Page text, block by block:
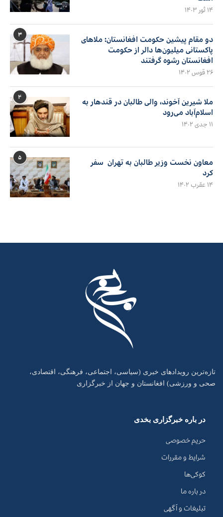
۱۴ ثور ۱۴۰۳
۳
دو مقام پیشین حکومت افغانستان: ملاهای
پاکستانی میلیون‌ها دالر از حکومت
افغانستان رشوه گرفتند
۲۶ قوس ۱۴۰۲
۴
ملا شیرین آخوند، والی طالبان در قندهار به
اسلام‌آباد می‌رود
۱۱ جدی ۱۴۰۲
۵
معاون نخست وزیر طالبان به تهران سفر
کرد
۱۴ عقرب ۱۴۰۲
تازه‌ترین رویدادهای خبری (سیاسی، اجتماعی، فرهنگی، اقتصادی،
صحی و ورزشی) افغانستان و جهان از خبرگزاری
در باره خبرگزاری بخدی
حریم خصوصی
شرایط و مقررات
کوکی‌ها
در باره ما
تبلیغات و آگهی